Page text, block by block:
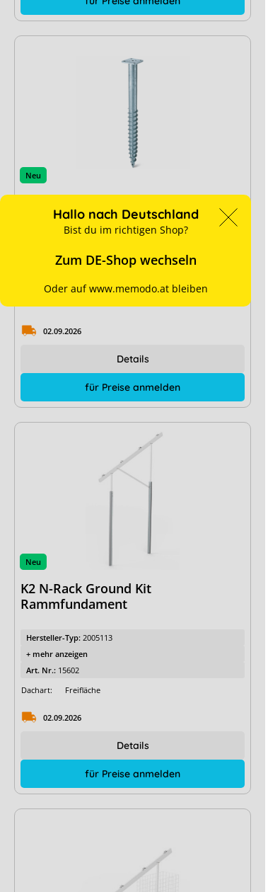
Neu
+ mehr anzeigen
Art. Nr.:
02.09.2026
für Preise anmelden
Details
Neu
K2 N-Rack Ground Kit
Rammfundament
Hersteller-Typ: 2005113
+ mehr anzeigen
Art. Nr.: 15602
Dachart:
Freifläche
02.09.2026
für Preise anmelden
Details
Hallo nach Deutschland
Bist du im richtigen Shop?
Zum DE-Shop wechseln
Oder auf www.memodo.at bleiben